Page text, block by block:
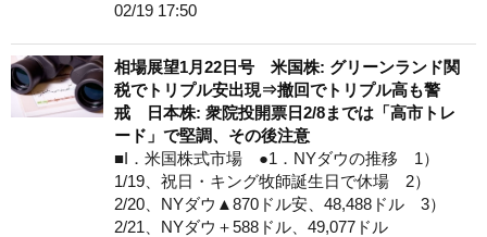
02/19 17:50
相場展望1月22日号 米国株: グリーンランド関
税でトリプル安出現⇒撤回でトリプル高も警
戒 日本株: 衆院投開票日2/8までは「高市トレ
ード」で堅調、その後注意
■I．米国株式市場 ●1．NYダウの推移 1）
1/19、祝日・キング牧師誕生日で休場 2）
2/20、NYダウ▲870ドル安、48,488ドル 3）
2/21、NYダウ＋588ドル、49,077ドル